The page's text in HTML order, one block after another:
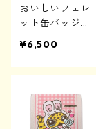
おいしいフェレ
ット缶バッジ
ット
¥6,500